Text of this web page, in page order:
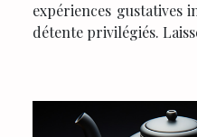
expériences gustatives
détente privilégiés.